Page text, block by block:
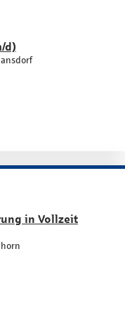
d)
in Vollzeit